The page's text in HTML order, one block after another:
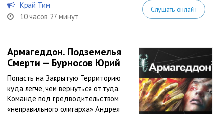
Край Тим
10 часов 27 минут
Слушать онлайн
Армагеддон. Подземелья
Смерти — Бурносов Юрий
Попасть на Закрытую Территорию
куда легче, чем вернуться оттуда.
Команде под предводительством
«неправильного олигарха» Андрея